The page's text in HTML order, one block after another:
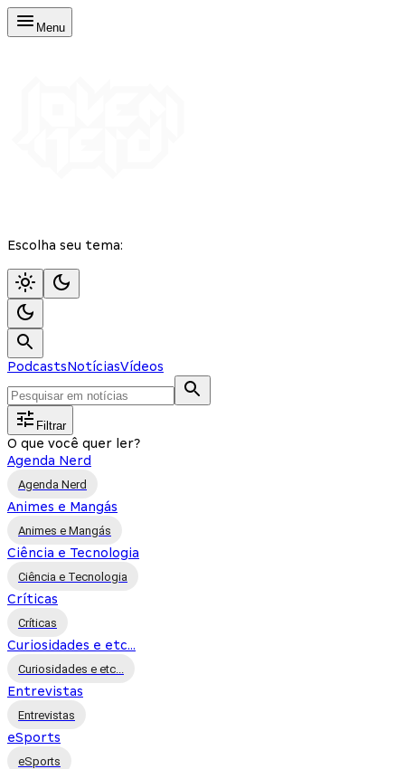
Menu
Escolha seu tema:
PodcastsNotíciasVídeos
Filtrar
O que você quer ler?
Agenda Nerd
Agenda Nerd
Animes e Mangás
Animes e Mangás
Ciência e Tecnologia
Ciência e Tecnologia
Críticas
Críticas
Curiosidades e etc...
Curiosidades e etc...
Entrevistas
Entrevistas
eSports
eSports